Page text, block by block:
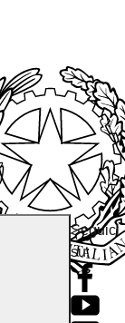
la
Seguici
su: